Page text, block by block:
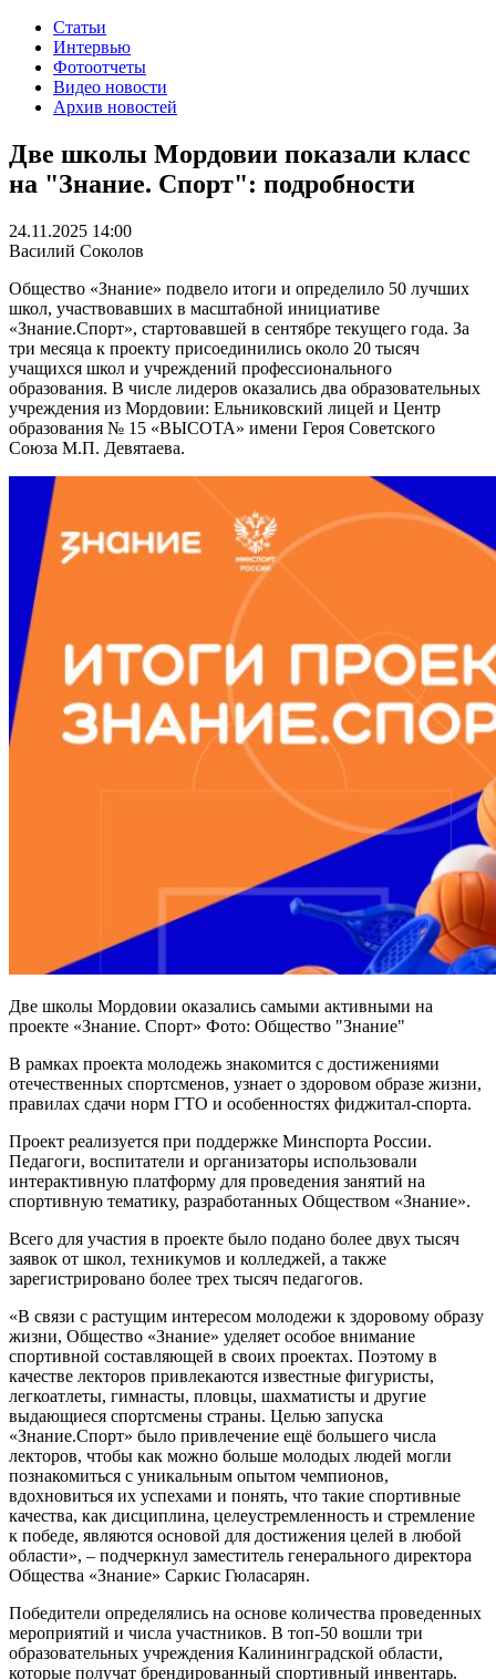
Статьи
Интервью
Фотоотчеты
Видео новости
Архив новостей
Две школы Мордовии показали класс
на "Знание. Спорт": подробности
24.11.2025 14:00
Василий Соколов
Общество «Знание» подвело итоги и определило 50 лучших
школ, участвовавших в масштабной инициативе
«Знание.Спорт», стартовавшей в сентябре текущего года. За
три месяца к проекту присоединились около 20 тысяч
учащихся школ и учреждений профессионального
образования. В числе лидеров оказались два образовательных
учреждения из Мордовии: Ельниковский лицей и Центр
образования № 15 «ВЫСОТА» имени Героя Советского
Союза М.П. Девятаева.
Две школы Мордовии оказались самыми активными на
проекте «Знание. Спорт» Фото: Общество "Знание"
В рамках проекта молодежь знакомится с достижениями
отечественных спортсменов, узнает о здоровом образе жизни,
правилах сдачи норм ГТО и особенностях фиджитал-спорта.
Проект реализуется при поддержке Минспорта России.
Педагоги, воспитатели и организаторы использовали
интерактивную платформу для проведения занятий на
спортивную тематику, разработанных Обществом «Знание».
Всего для участия в проекте было подано более двух тысяч
заявок от школ, техникумов и колледжей, а также
зарегистрировано более трех тысяч педагогов.
«В связи с растущим интересом молодежи к здоровому образу
жизни, Общество «Знание» уделяет особое внимание
спортивной составляющей в своих проектах. Поэтому в
качестве лекторов привлекаются известные фигуристы,
легкоатлеты, гимнасты, пловцы, шахматисты и другие
выдающиеся спортсмены страны. Целью запуска
«Знание.Спорт» было привлечение ещё большего числа
лекторов, чтобы как можно больше молодых людей могли
познакомиться с уникальным опытом чемпионов,
вдохновиться их успехами и понять, что такие спортивные
качества, как дисциплина, целеустремленность и стремление
к победе, являются основой для достижения целей в любой
области», – подчеркнул заместитель генерального директора
Общества «Знание» Саркис Гюласарян.
Победители определялись на основе количества проведенных
мероприятий и числа участников. В топ-50 вошли три
образовательных учреждения Калининградской области,
которые получат брендированный спортивный инвентарь.